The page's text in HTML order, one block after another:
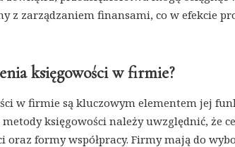
z zarządzaniem finansami, co w efekcie
księgowości w firmie?
w firmie są kluczowym elementem jej
księgowości należy uwzględnić, że
oraz formy współpracy. Firmy mają do